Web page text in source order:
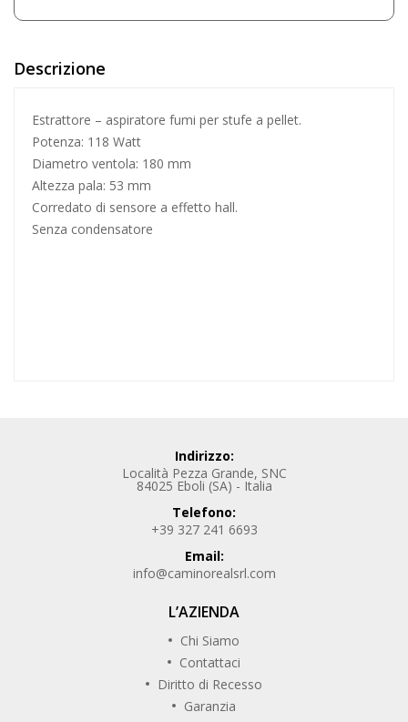
Descrizione
Estrattore – aspiratore fumi per stufe a pellet.
Potenza: 118 Watt
Diametro ventola: 180 mm
Altezza pala: 53 mm
Corredato di sensore a effetto hall.
Senza condensatore
Indirizzo:
Località Pezza Grande, SNC
84025 Eboli (SA) - Italia
Telefono:
+39 327 241 6693
Email:
info@caminorealsrl.com
L’AZIENDA
Chi Siamo
Contattaci
Diritto di Recesso
Garanzia